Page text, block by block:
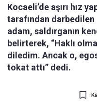
Kocaeli’de aşırı hız
tarafından
adam, saldırganın
belirterek, “Haklı
diledim. Ancak o,
tokat attı” dedi.